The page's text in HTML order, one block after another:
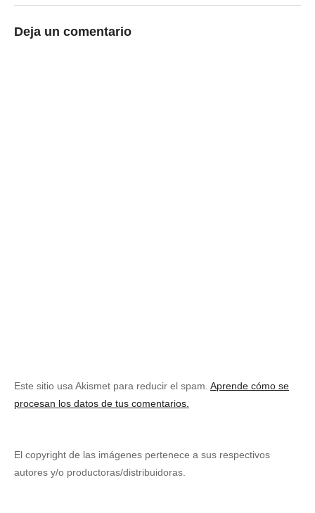
Deja un comentario
Este sitio usa Akismet para reducir el spam. Aprende cómo se
procesan los datos de tus comentarios.
El copyright de las imágenes pertenece a sus respectivos
autores y/o productoras/distribuidoras.